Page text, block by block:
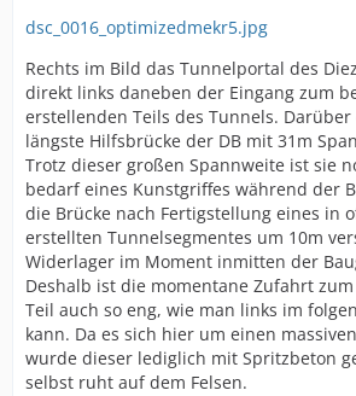
dsc_0016_optimizedmekr5.jpg
Rechts im Bild das Tunnelportal des
direkt links daneben der Eingang zum
erstellenden Teils des Tunnels.
längste Hilfsbrücke der DB mit 31m
Trotz dieser großen Spannweite ist sie
bedarf eines Kunstgriffes während der
die Brücke nach Fertigstellung eines in
erstellten Tunnelsegmentes um 10m
Widerlager im Moment inmitten der
Deshalb ist die momentane Zufahrt
Teil auch so eng, wie man links im
kann. Da es sich hier um einen
wurde dieser lediglich mit Spritzbeton
selbst ruht auf dem Felsen.